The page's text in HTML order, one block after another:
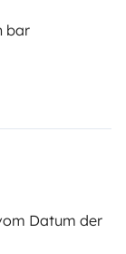
bar
Datum der